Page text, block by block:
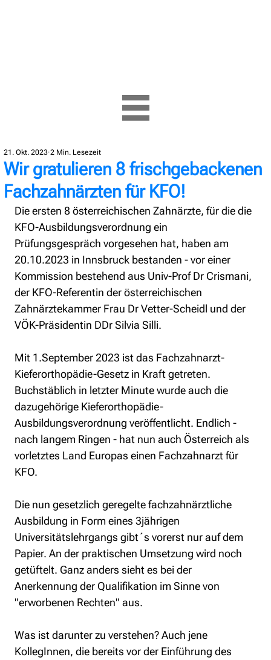
Wir gratulieren 8 frischgebackenen
Fachzahnärzten für KFO!
21. Okt. 2023 2 Min. Lesezeit
Die ersten 8 österreichischen Zahnärzte, für die die
KFO-Ausbildungsverordnung ein
Prüfungsgespräch vorgesehen hat, haben am
20.10.2023 in Innsbruck bestanden - vor einer
Kommission bestehend aus Univ-Prof Dr Crismani,
der KFO-Referentin der österreichischen
Zahnärztekammer Frau Dr Vetter-Scheidl und der
VÖK-Präsidentin DDr Silvia Silli.
Mit 1.September 2023 ist das Fachzahnarzt-
Kieferorthopädie-Gesetz in Kraft getreten.
Buchstäblich in letzter Minute wurde auch die
dazugehörige Kieferorthopädie-
Ausbildungsverordnung veröffentlicht. Endlich -
nach langem Ringen - hat nun auch Österreich als
vorletztes Land Europas einen Fachzahnarzt für
KFO.
Die nun gesetzlich geregelte fachzahnärztliche
Ausbildung in Form eines 3jährigen
Universitätslehrgangs gibt´s vorerst nur auf dem
Papier. An der praktischen Umsetzung wird noch
getüftelt. Ganz anders sieht es bei der
Anerkennung der Qualifikation im Sinne von
"erworbenen Rechten" aus.
Was ist darunter zu verstehen? Auch jene
KollegInnen, die bereits vor der Einführung des